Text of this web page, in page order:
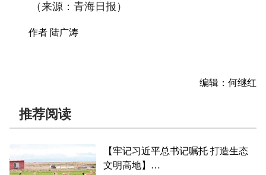
（来源：青海日报）
作者 陆广涛
编辑：何继红
推荐阅读
【牢记习近平总书记嘱托 打造生态
文明高地】